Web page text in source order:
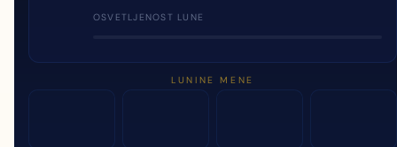
OSVETLJENOST LUNE
LUNINE MENE